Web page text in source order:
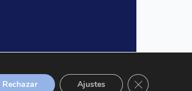
Rechazar Ajustes Cerrar el